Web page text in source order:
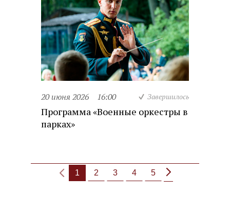
20 июня 2026 16:00 Завершилось
Программа «Военные оркестры в
парках»
1 2 3 4 5